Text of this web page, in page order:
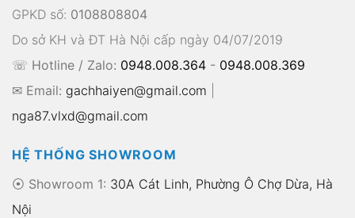
GPKD số: 0108808804
Do sở KH và ĐT Hà Nội cấp ngày 04/07/2019
☏ Hotline / Zalo: 0948.008.364 - 0948.008.369
✉ Email: gachhaiyen@gmail.com
nga87.vlxd@gmail.com
HỆ THỐNG SHOWROOM
⦿ Showroom 1: 30A Cát Linh, Phường Ô Chợ Dừa, Hà
Nội